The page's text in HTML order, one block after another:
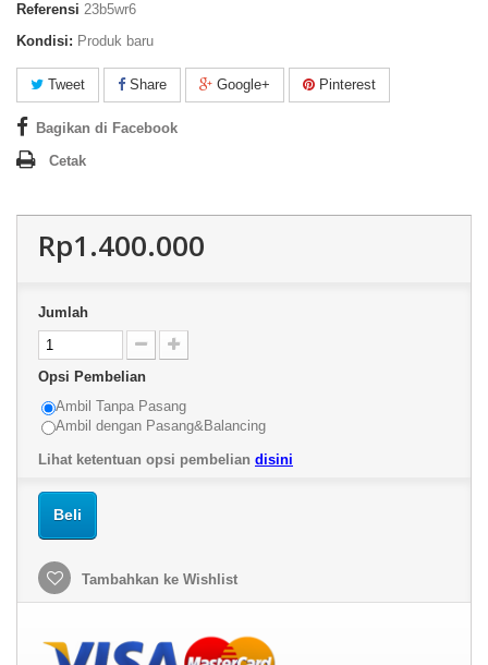
Referensi 23b5wr6
Kondisi: Produk baru
Tweet Share Google+ Pinterest
Bagikan di Facebook
Cetak
Rp1.400.000
Jumlah
Opsi Pembelian
Ambil Tanpa Pasang
Ambil dengan Pasang&Balancing
Lihat ketentuan opsi pembelian disini
Beli
Tambahkan ke Wishlist